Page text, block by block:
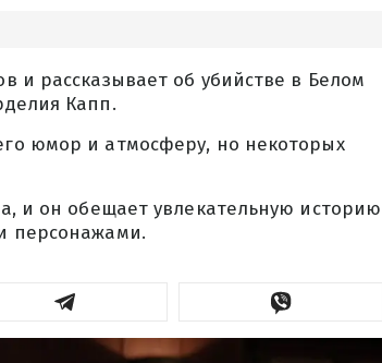
и рассказывает об убийстве в Белом
Капп.
юмор и атмосферу, но некоторых
и он обещает увлекательную историю
персонажами.